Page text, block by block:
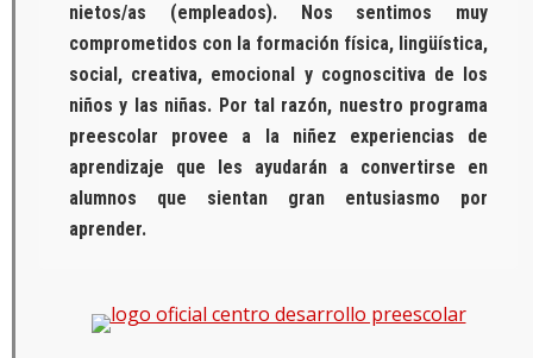
nietos/as (empleados). Nos sentimos muy
comprometidos con la formación física, lingüística,
social, creativa, emocional y cognoscitiva de los
niños y las niñas. Por tal razón, nuestro programa
preescolar provee a la niñez experiencias de
aprendizaje que les ayudarán a convertirse en
alumnos que sientan gran entusiasmo por
aprender.